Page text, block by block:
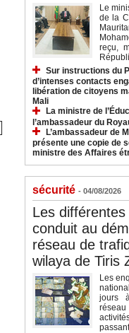
Le
de la
reçu,
Sur instructions du
d’intenses contacts
libération de citoyens
Mali
La ministre de
l’ambassadeur du
L’ambassadeur de
présente une copie de
ministre des Affaires
sécurité - 04/08/2026
Les
conduit au
réseau de
wilaya de Tiris
Les
jours